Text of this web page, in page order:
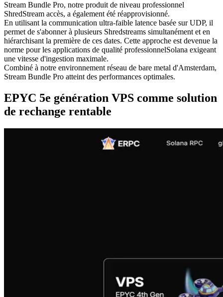
Stream Bundle Pro, notre produit de niveau professionnel
ShredStream accès, a également été réapprovisionné.
En utilisant la communication ultra-faible latence basée sur UDP, il
permet de s'abonner à plusieurs Shredstreams simultanément et en
hiérarchisant la première de ces dates. Cette approche est devenue la
norme pour les applications de qualité professionnelSolana exigeant
une vitesse d'ingestion maximale.
Combiné à notre environnement réseau de bare metal d'Amsterdam,
Stream Bundle Pro atteint des performances optimales.
EPYC 5e génération VPS comme solution
de rechange rentable